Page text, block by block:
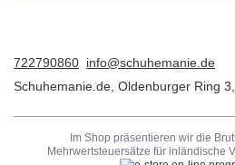
722790860 info@schuhemanie.de
Schuhemanie.de Oldenburger Ring 3
Im Shop präsentieren wir die
Mehrwertsteuersätze für inländische